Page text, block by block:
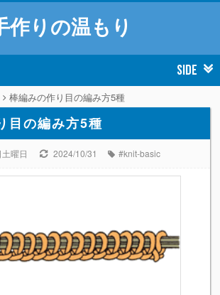
作りの温もり
SIDE
棒編みの作り目の編み方5種
目の編み方5種
曜日 2024/10/31 #knit-basic